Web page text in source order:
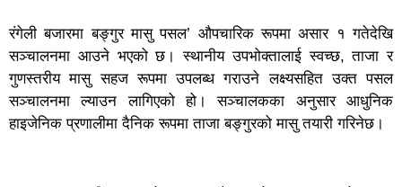
रंगेली बजारमा बङ्गुर मासु पसल’ औपचारिक रूपमा असार १ गतेदेखि
सञ्चालनमा आउने भएको छ। स्थानीय उपभोक्तालाई स्वच्छ, ताजा र
गुणस्तरीय मासु सहज रूपमा उपलब्ध गराउने लक्ष्यसहित उक्त पसल
सञ्चालनमा ल्याउन लागिएको हो। सञ्चालकका अनुसार आधुनिक
हाइजेनिक प्रणालीमा दैनिक रूपमा ताजा बङ्गुरको मासु तयारी गरिनेछ।